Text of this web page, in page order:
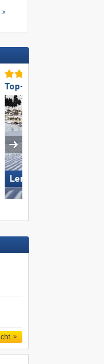
Top-Pistenpräparierung
Lermoos – Grubigstein